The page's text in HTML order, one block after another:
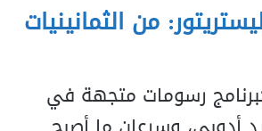
من الثمانينيات
كبرنامج رسومات متجهة في